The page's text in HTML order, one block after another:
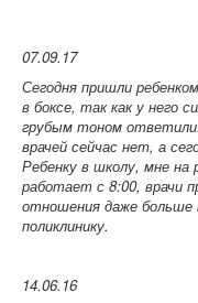
07.09.17
Сегодня пришли
в боксе, так как у него
грубым тоном
врачей сейчас нет, а
Ребенку в школу, мне на
работает с 8:00, врачи
отношения даже больше
поликлинику.
14.06.16